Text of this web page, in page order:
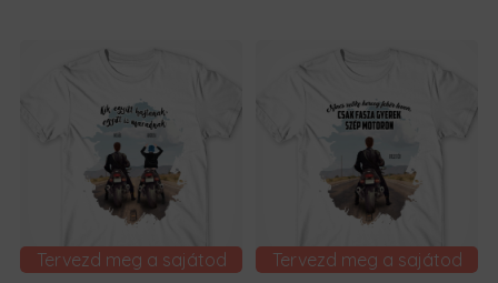
Tervezd meg a sajátod Tervezd meg a sajátod